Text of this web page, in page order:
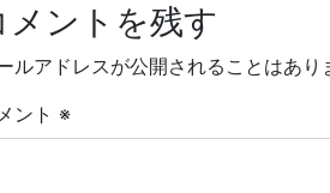
メントを残す
ルアドレスが公開されることはあり
ント ※